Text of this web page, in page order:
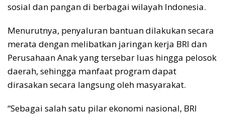
sosial dan pangan di berbagai wilayah Indonesia.
Menurutnya, penyaluran bantuan dilakukan secara
merata dengan melibatkan jaringan kerja BRI dan
Perusahaan Anak yang tersebar luas hingga pelosok
daerah, sehingga manfaat program dapat
dirasakan secara langsung oleh masyarakat.
“Sebagai salah satu pilar ekonomi nasional, BRI